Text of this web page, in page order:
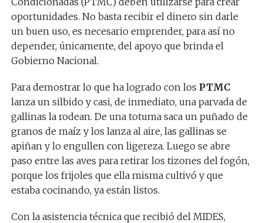
oportunidades. No basta recibir el dinero sin darle
un buen uso, es necesario emprender, para así no
depender, únicamente, del apoyo que brinda el
Gobierno Nacional.
Para demostrar lo que ha logrado con los PTMC
lanza un silbido y casi, de inmediato, una parvada de
gallinas la rodean. De una totuma saca un puñado de
granos de maíz y los lanza al aire, las gallinas se
apiñan y lo engullen con ligereza. Luego se abre
paso entre las aves para retirar los tizones del fogón,
porque los frijoles que ella misma cultivó y que
estaba cocinando, ya están listos.
Con la asistencia técnica que recibió del MIDES,